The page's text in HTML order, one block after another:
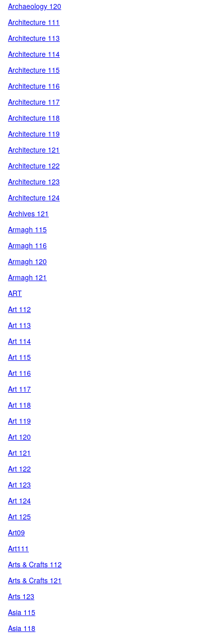
Archaeology 120
Architecture 111
Architecture 113
Architecture 114
Architecture 115
Architecture 116
Architecture 117
Architecture 118
Architecture 119
Architecture 121
Architecture 122
Architecture 123
Architecture 124
Archives 121
Armagh 115
Armagh 116
Armagh 120
Armagh 121
ART
Art 112
Art 113
Art 114
Art 115
Art 116
Art 117
Art 118
Art 119
Art 120
Art 121
Art 122
Art 123
Art 124
Art 125
Art09
Art111
Arts & Crafts 112
Arts & Crafts 121
Arts 123
Asia 115
Asia 118